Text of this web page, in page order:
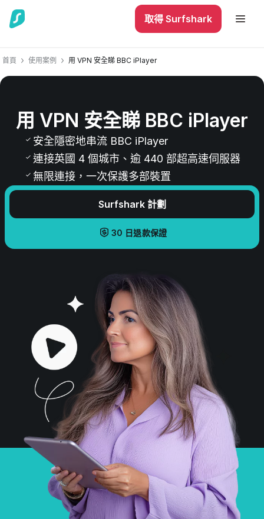
取得 Surfshark
首頁 使用案例 用 VPN 安全睇 BBC iPlayer
用 VPN 安全睇 BBC iPlayer
安全隱密地串流 BBC iPlayer
連接英國 4 個城市、逾 440 部超高速伺服器
無限連接，一次保護多部裝置
Surfshark 計劃
30 日退款保證